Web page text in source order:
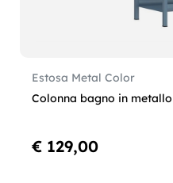
Estosa Metal Color
Colonna bagno in
€ 129,00